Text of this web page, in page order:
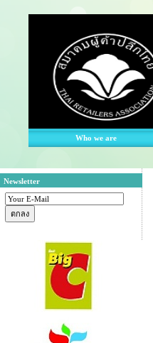
Who we are
Newsletter